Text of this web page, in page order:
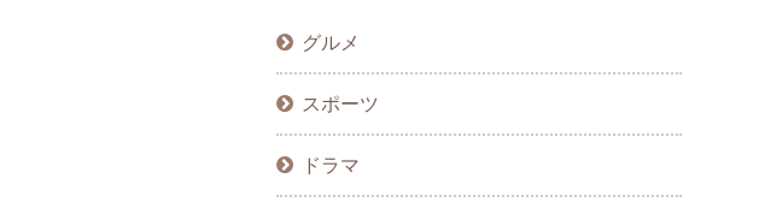
グルメ
スポーツ
ドラマ